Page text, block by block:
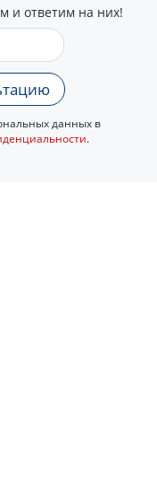
и ответим на них!
данных в
.